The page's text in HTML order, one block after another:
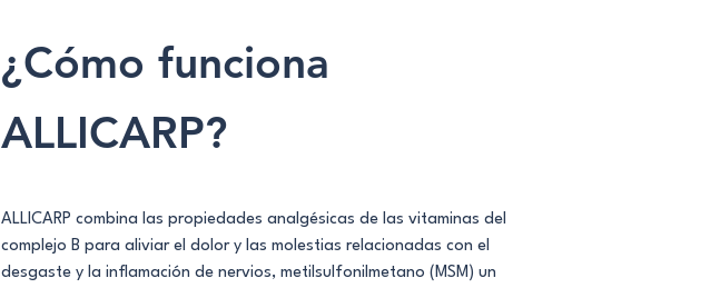
¿Cómo funciona
ALLICARP?
ALLICARP combina las propiedades analgésicas de las vitaminas del
complejo B para aliviar el dolor y las molestias relacionadas con el
desgaste y la inflamación de nervios, metilsulfonilmetano (MSM) un